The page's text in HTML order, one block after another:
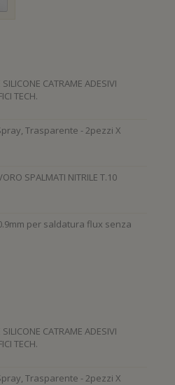
CATRAME ADESIVI
TECH.
Trasparente - 2pezzi X
SPALMATI NITRILE T.10
per saldatura flux senza
CATRAME ADESIVI
TECH.
Trasparente - 2pezzi X